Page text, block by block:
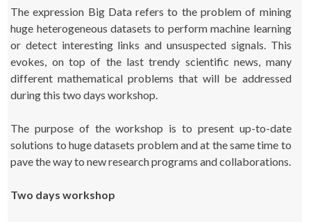
The expression Big Data refers to the problem of mining
huge heterogeneous datasets to perform machine learning
or detect interesting links and unsuspected signals. This
evokes, on top of the last trendy scientific news, many
different mathematical problems that will be addressed
during this two days workshop.
The purpose of the workshop is to present up-to-date
solutions to huge datasets problem and at the same time to
pave the way to new research programs and collaborations.
Two days workshop